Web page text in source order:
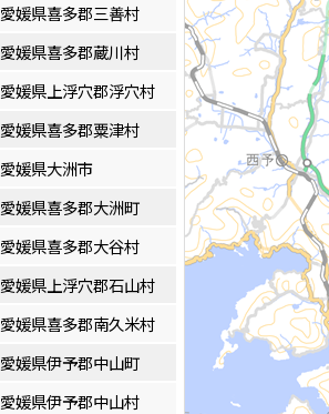
愛媛県喜多郡三善村
愛媛県喜多郡蔵川村
愛媛県上浮穴郡浮穴村
愛媛県喜多郡粟津村
愛媛県大洲市
愛媛県喜多郡大洲町
愛媛県喜多郡大谷村
愛媛県上浮穴郡石山村
愛媛県喜多郡南久米村
愛媛県伊予郡中山町
愛媛県伊予郡中山村